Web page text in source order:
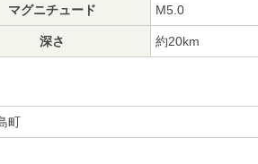
マグニチュード M5.0
深さ 約20km
町